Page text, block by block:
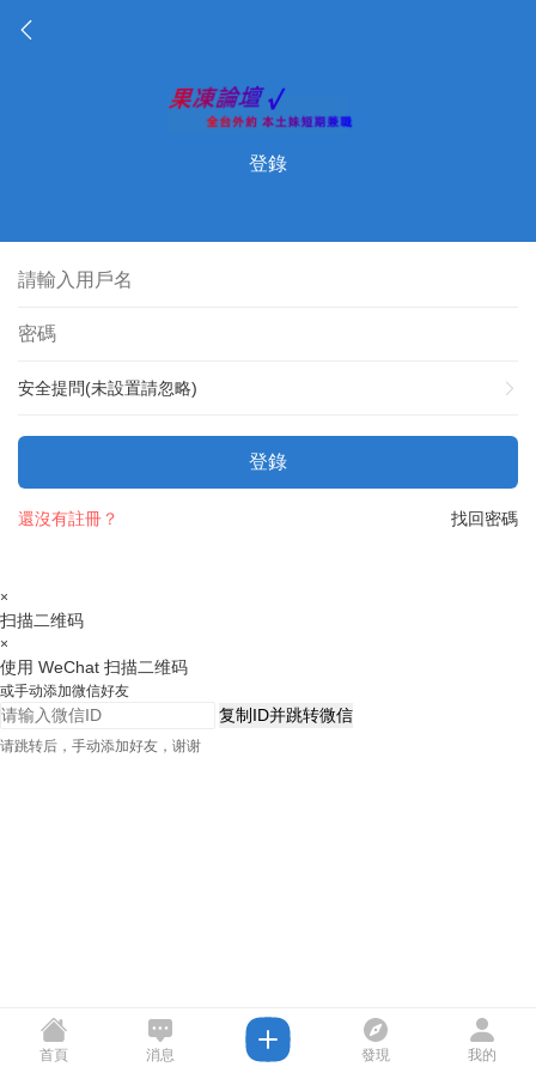
登錄
安全提問(未設置請忽略)
登錄
找回密碼
還沒有註冊？
×
扫描二维码
×
使用 WeChat 扫描二维码
或手动添加微信好友
复制ID并跳转微信
请跳转后，手动添加好友，谢谢
首頁 消息 發現 我的